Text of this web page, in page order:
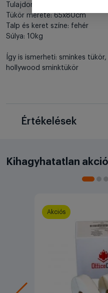
Tulajdonságok:
Tükör mérete: 65x80cm
Talp és keret színe: fehér
Súlya: 10kg
Így is ismerheti: sminkes
hollywood sminktükör
Értékelések
Kihagyhatatlan
Akciós